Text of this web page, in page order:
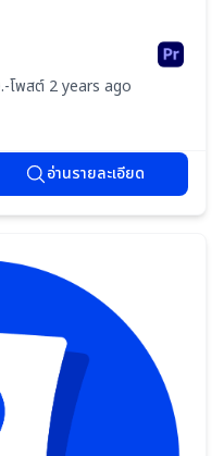
โพสต์ 2 years ago
อ่านรายละเอียด